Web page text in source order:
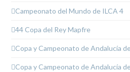
Campeonato del Mundo de ILCA 4
44 Copa del Rey Mapfre
Copa y Campeonato de Andalucía
Copa y Campeonato de Andalucía